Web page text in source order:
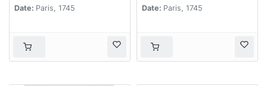
Date: Paris, 1745
Date: Paris, 1745